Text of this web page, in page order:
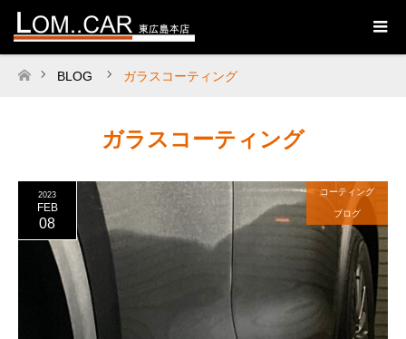
ホーム
BLOG ガラスコーティング
ガラスコーティング
2023
FEB
08
コーティング
ブログ